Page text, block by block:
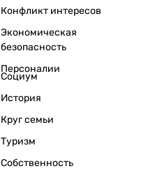
Конфликт интересов
Экономическая
безопасность
Персоналии
Социум
История
Круг семьи
Туризм
Собственность